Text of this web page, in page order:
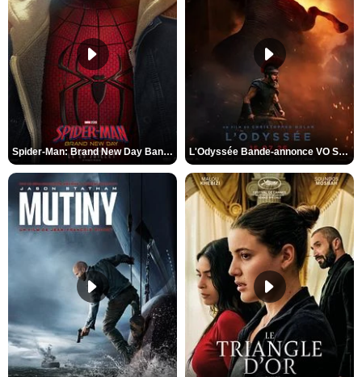
Spider-Man: Brand New Day Bande-annonce VO STFR L'Odyssée Bande-annonce VO STFR